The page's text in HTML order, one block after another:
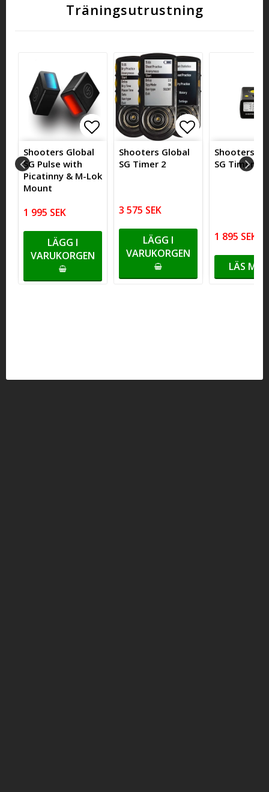
Träningsutrustning
till i favoritlistan
till i favoritlistanLägg till i favoritlistan
Lägg till i favoritlistan
Shooters Global
SG Pulse with
Picatinny & M-Lok
Mount
1 995 SEK
LÄGG I
VARUKORGEN
Lägg till i
Lägg till i
Shooters Global
SG Timer 2
3 575 SEK
LÄGG I
VARUKORGEN
Shooters
SG Timer
1 895 SEK
LÄS MER